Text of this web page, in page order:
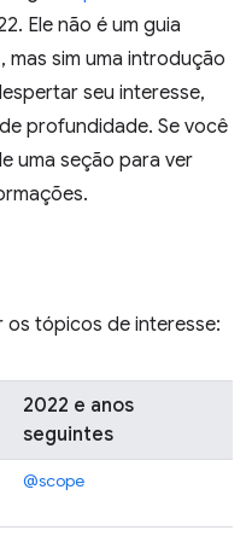
Ele não é um guia
sim uma introdução
seu interesse,
profundidade. Se você
uma seção para ver
os tópicos de interesse:
2022 e anos
seguintes
@scope